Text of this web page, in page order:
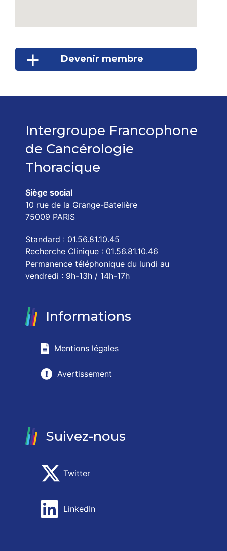
Devenir membre
Intergroupe Francophone
de Cancérologie
Thoracique
Siège social
10 rue de la Grange-Batelière
75009 PARIS
Standard : 01.56.81.10.45
Recherche Clinique : 01.56.81.10.46
Permanence téléphonique du lundi au
vendredi : 9h-13h / 14h-17h
Informations
Mentions légales
Avertissement
Suivez-nous
Twitter
LinkedIn